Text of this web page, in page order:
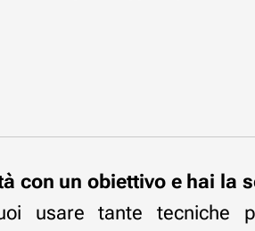
con un obiettivo e hai la
usare tante tecniche